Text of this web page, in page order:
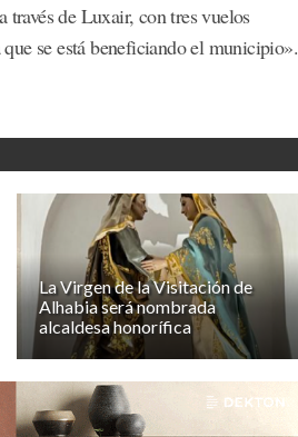
través de Luxair, con tres vuelos
se está beneficiando el municipio».
La Virgen de la Visitación de
Alhabia será nombrada
alcaldesa honorífica